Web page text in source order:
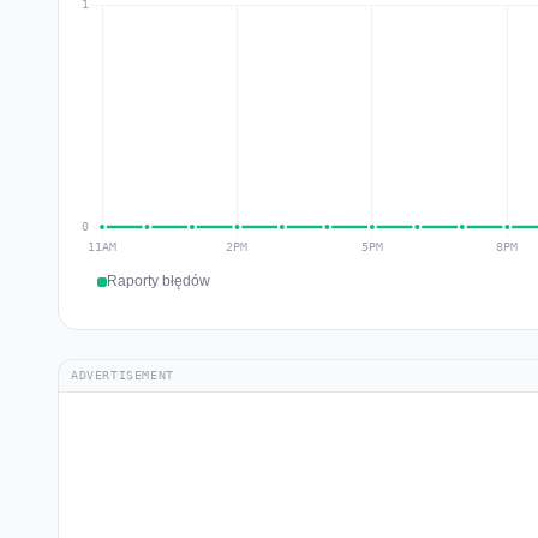
Raporty błędów
ADVERTISEMENT